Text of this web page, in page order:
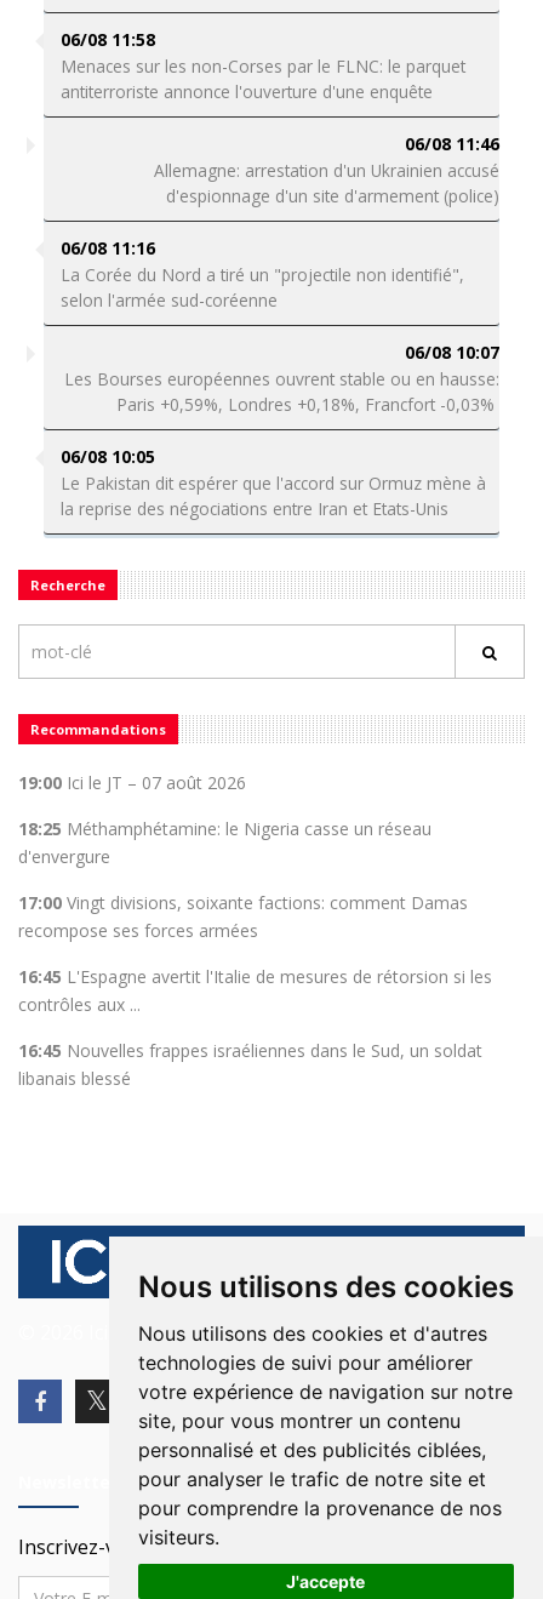
Nous utilisons des cookies
Nous utilisons des cookies et d'autres
technologies de suivi pour améliorer
votre expérience de navigation sur notre
site, pour vous montrer un contenu
personnalisé et des publicités ciblées,
pour analyser le trafic de notre site et
pour comprendre la provenance de nos
visiteurs.
J'accepte
06/08 11:58
Menaces sur les non-Corses par le FLNC: le parquet
antiterroriste annonce l'ouverture d'une enquête
06/08 11:46
Allemagne: arrestation d'un Ukrainien accusé
d'espionnage d'un site d'armement (police)
06/08 11:16
La Corée du Nord a tiré un "projectile non identifié",
selon l'armée sud-coréenne
06/08 10:07
Les Bourses européennes ouvrent stable ou en hausse:
Paris +0,59%, Londres +0,18%, Francfort -0,03%
06/08 10:05
Le Pakistan dit espérer que l'accord sur Ormuz mène à
la reprise des négociations entre Iran et Etats-Unis
Recherche
Recommandations
19:00 Ici le JT – 07 août 2026
18:25 Méthamphétamine: le Nigeria casse un réseau
d'envergure
17:00 Vingt divisions, soixante factions: comment Damas
recompose ses forces armées
16:45 L'Espagne avertit l'Italie de mesures de rétorsion si les
contrôles aux ...
16:45 Nouvelles frappes israéliennes dans le Sud, un soldat
libanais blessé
© 2026 Ici Beyrouth. Tous les droits sont réservés.
Inscrivez-vous à notre Newsletter